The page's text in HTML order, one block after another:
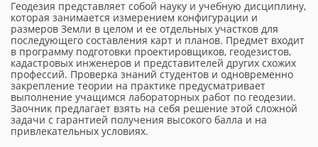
Геодезия представляет собой науку и учебную дисциплину,
которая занимается измерением конфигурации и
размеров Земли в целом и ее отдельных участков для
последующего составления карт и планов. Предмет входит
в программу подготовки проектировщиков, геодезистов,
кадастровых инженеров и представителей других схожих
профессий. Проверка знаний студентов и одновременно
закрепление теории на практике предусматривает
выполнение учащимся лабораторных работ по геодезии.
Заочник предлагает взять на себя решение этой сложной
задачи с гарантией получения высокого балла и на
привлекательных условиях.